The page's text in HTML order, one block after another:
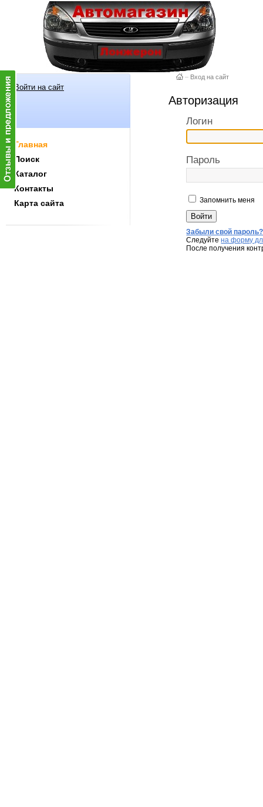
Войти на сайт
Главная
Поиск
Каталог
Контакты
Карта сайта
– Вход на сайт
Авторизация
Логин
Пароль
Запомнить меня
Забыли свой пароль?
Следуйтена форму
После получения